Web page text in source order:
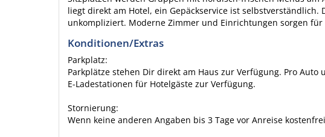
liegt direkt am Hotel, ein Gepäckservice ist
unkompliziert. Moderne Zimmer und Einrichtungen sorgen für
Konditionen/Extras
Parkplatz:
Parkplätze stehen Dir direkt am Haus zur Verfügung. Pro Auto
E-Ladestationen für Hotelgäste zur Verfügung.
Stornierung:
Wenn keine anderen Angaben bis 3 Tage vor Anreise